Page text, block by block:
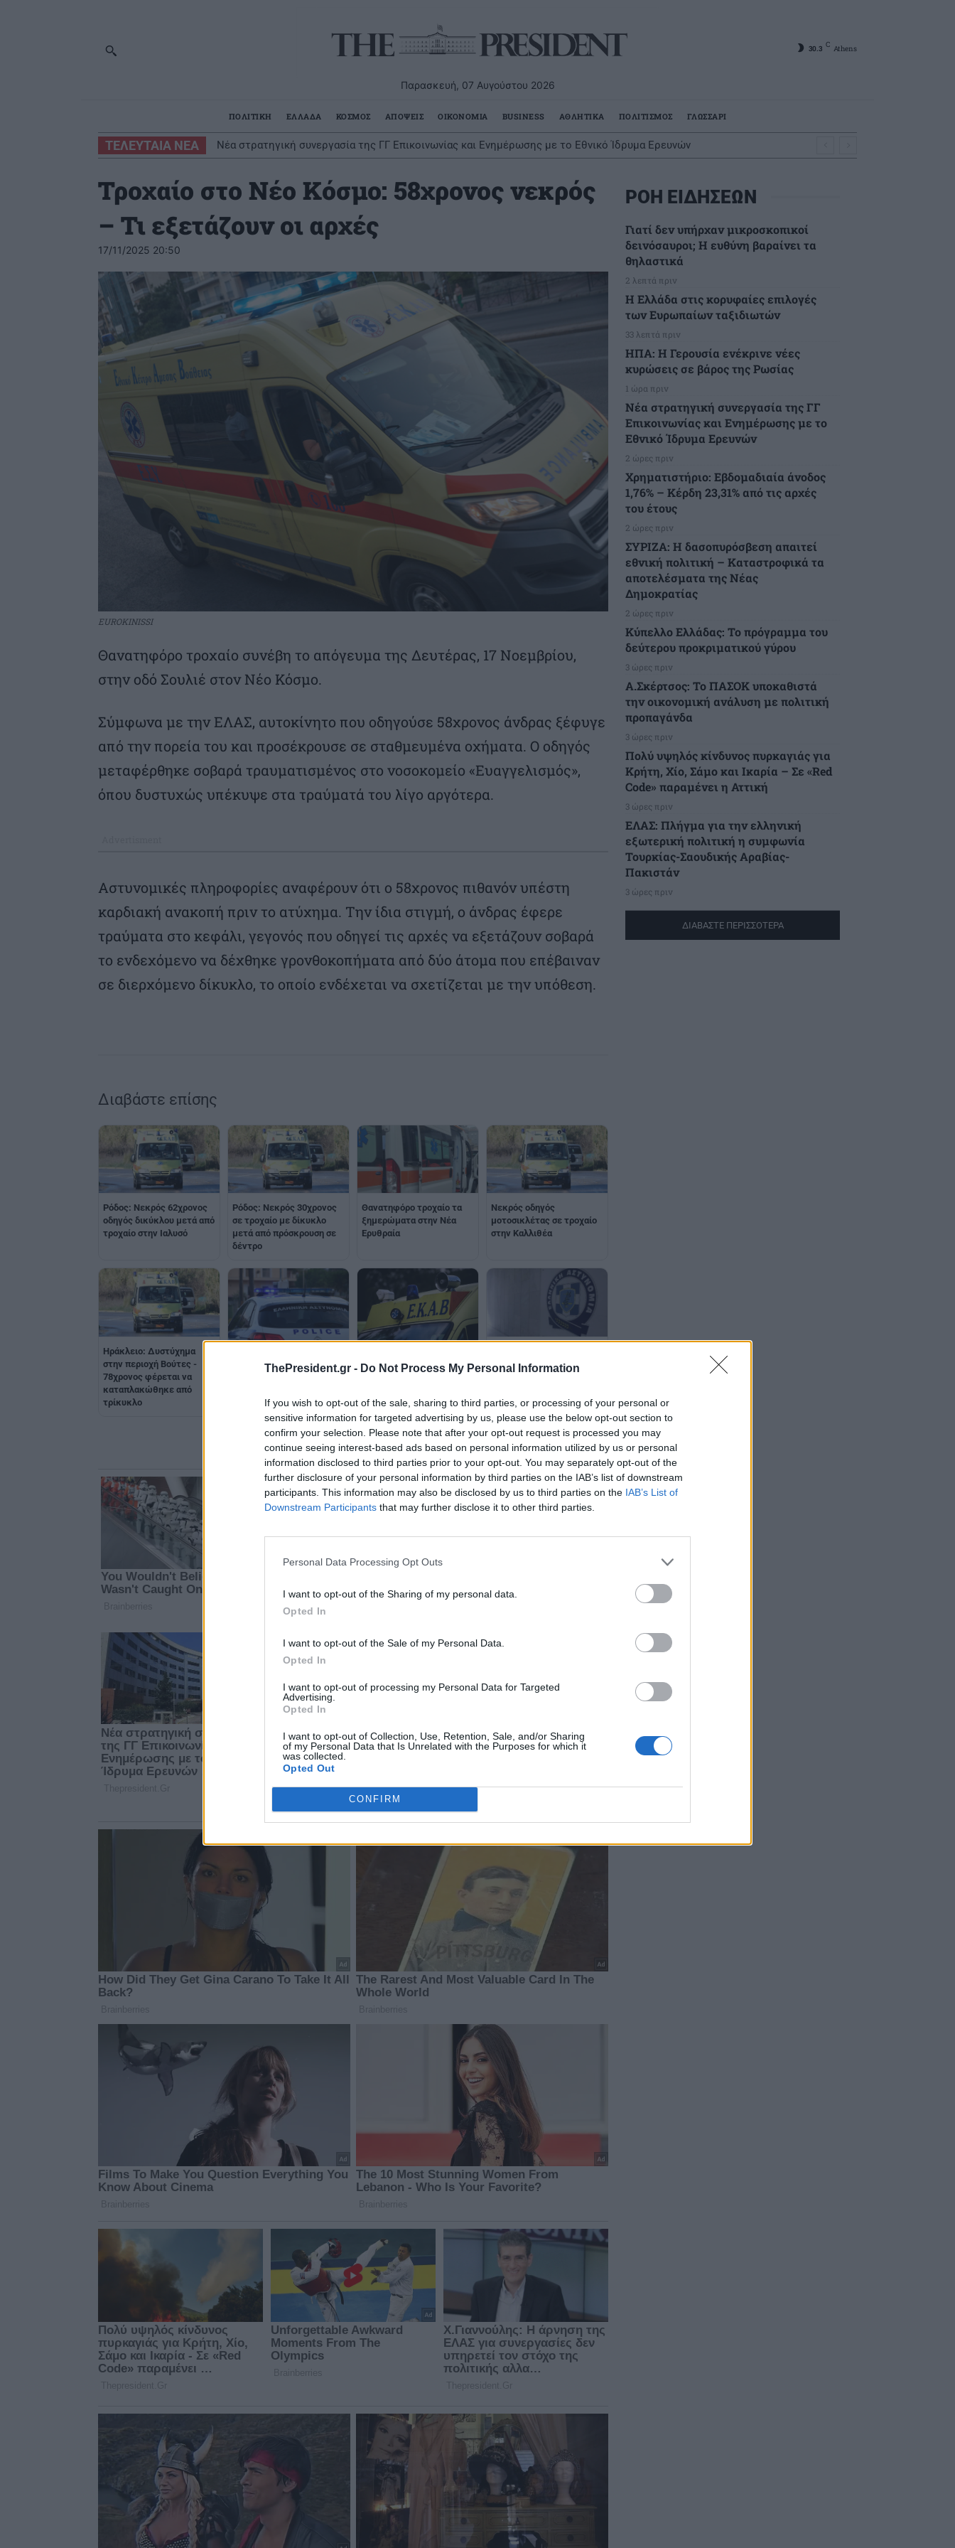
ThePresident.gr - Do Not Process My Personal Information
If you wish to opt-out of the sale, sharing to third parties, or processing of your personal or
sensitive information for targeted advertising by us, please use the below opt-out section to
confirm your selection. Please note that after your opt-out request is processed you may
continue seeing interest-based ads based on personal information utilized by us or personal
information disclosed to third parties prior to your opt-out. You may separately opt-out of the
further disclosure of your personal information by third parties on the IAB’s list of downstream
participants. This information may also be disclosed by us to third parties on the IAB’s List of
Downstream Participants that may further disclose it to other third parties.
Personal Data Processing Opt Outs
I want to opt-out of the Sharing of my personal data.
Opted In
I want to opt-out of the Sale of my Personal Data.
Opted In
I want to opt-out of processing my Personal Data for Targeted
Advertising.
Opted In
I want to opt-out of Collection, Use, Retention, Sale, and/or Sharing
of my Personal Data that Is Unrelated with the Purposes for which it
was collected.
Opted Out
CONFIRM
Παρασκευή, 07 Αυγούστου 2026
30.3 C Athens
ΠΟΛΙΤΙΚΗ ΕΛΛΑΔΑ ΚΟΣΜΟΣ ΑΠΟΨΕΙΣ ΟΙΚΟΝΟΜΙΑ BUSINESS ΑΘΛΗΤΙΚΑ ΠΟΛΙΤΙΣΜΟΣ ΓΛΩΣΣΑΡΙ
ΤΕΛΕΥΤΑΙΑ ΝΕΑ Νέα στρατηγική συνεργασία της ΓΓ Επικοινωνίας και Ενημέρωσης με το Εθνικό Ίδρυμα Ερευνών
Τροχαίο στο Νέο Κόσμο: 58χρονος νεκρός
– Τι εξετάζουν οι αρχές
17/11/2025 20:50
EUROKINISSI
Θανατηφόρο τροχαίο συνέβη το απόγευμα της Δευτέρας, 17 Νοεμβρίου,
στην οδό Σουλιέ στον Νέο Κόσμο.
Σύμφωνα με την ΕΛΑΣ, αυτοκίνητο που οδηγούσε 58χρονος άνδρας ξέφυγε
από την πορεία του και προσέκρουσε σε σταθμευμένα οχήματα. Ο οδηγός
μεταφέρθηκε σοβαρά τραυματισμένος στο νοσοκομείο «Ευαγγελισμός»,
όπου δυστυχώς υπέκυψε στα τραύματά του λίγο αργότερα.
Αστυνομικές πληροφορίες αναφέρουν ότι ο 58χρονος πιθανόν υπέστη
καρδιακή ανακοπή πριν το ατύχημα. Την ίδια στιγμή, ο άνδρας έφερε
τραύματα στο κεφάλι, γεγονός που οδηγεί τις αρχές να εξετάζουν σοβαρά
το ενδεχόμενο να δέχθηκε γρονθοκοπήματα από δύο άτομα που επέβαιναν
σε διερχόμενο δίκυκλο, το οποίο ενδέχεται να σχετίζεται με την υπόθεση.
Διαβάστε επίσης
Ρόδος: Νεκρός 62χρονος
οδηγός δικύκλου μετά από
τροχαίο στην Ιαλυσό
Ρόδος: Νεκρός 30χρονος
σε τροχαίο με δίκυκλο
μετά από πρόσκρουση σε
δέντρο
Θανατηφόρο τροχαίο τα
ξημερώματα στην Νέα
Ερυθραία
Νεκρός οδηγός
μοτοσικλέτας σε τροχαίο
στην Καλλιθέα
Ηράκλειο: Δυστύχημα
στην περιοχή Βούτες -
78χρονος φέρεται να
καταπλακώθηκε από
τρίκυκλο
Άγνωστοι μαχαίρωσαν
Νεκρός σε τροχαίο
πληροφορίες για
ΡΟΗ ΕΙΔΗΣΕΩΝ
Γιατί δεν υπήρχαν μικροσκοπικοί
δεινόσαυροι; Η ευθύνη βαραίνει τα
θηλαστικά
2 λεπτά πριν
Η Ελλάδα στις κορυφαίες επιλογές
των Ευρωπαίων ταξιδιωτών
33 λεπτά πριν
ΗΠΑ: Η Γερουσία ενέκρινε νέες
κυρώσεις σε βάρος της Ρωσίας
1 ώρα πριν
Νέα στρατηγική συνεργασία της ΓΓ
Επικοινωνίας και Ενημέρωσης με το
Εθνικό Ίδρυμα Ερευνών
2 ώρες πριν
Χρηματιστήριο: Εβδομαδιαία άνοδος
1,76% – Κέρδη 23,31% από τις αρχές
του έτους
2 ώρες πριν
ΣΥΡΙΖΑ: Η δασοπυρόσβεση απαιτεί
εθνική πολιτική – Καταστροφικά τα
αποτελέσματα της Νέας
Δημοκρατίας
2 ώρες πριν
Κύπελλο Ελλάδας: Το πρόγραμμα του
δεύτερου προκριματικού γύρου
3 ώρες πριν
Α.Σκέρτσος: Το ΠΑΣΟΚ υποκαθιστά
την οικονομική ανάλυση με πολιτική
προπαγάνδα
3 ώρες πριν
Πολύ υψηλός κίνδυνος πυρκαγιάς για
Κρήτη, Χίο, Σάμο και Ικαρία – Σε «Red
Code» παραμένει η Αττική
3 ώρες πριν
ΕΛΑΣ: Πλήγμα για την ελληνική
εξωτερική πολιτική η συμφωνία
Τουρκίας-Σαουδικής Αραβίας-
Πακιστάν
3 ώρες πριν
ΔΙΑΒΑΣΤΕ ΠΕΡΙΣΣΟΤΕΡΑ